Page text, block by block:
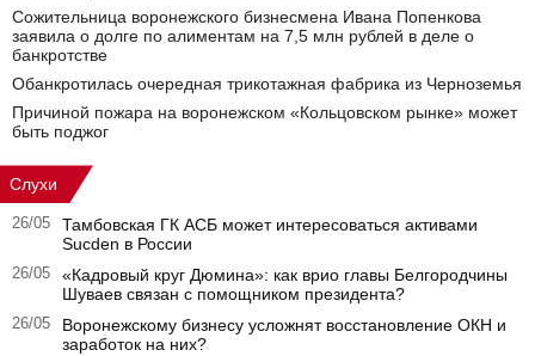
Сожительница воронежского бизнесмена Ивана Попенкова
заявила о долге по алиментам на 7,5 млн рублей в деле о
банкротстве
Обанкротилась очередная трикотажная фабрика из Черноземья
Причиной пожара на воронежском «Кольцовском рынке» может
быть поджог
Слухи
26/05
Тамбовская ГК АСБ может интересоваться активами
Sucden в России
26/05
«Кадровый круг Дюмина»: как врио главы Белгородчины
Шуваев связан с помощником президента?
26/05
Воронежскому бизнесу усложнят восстановление ОКН и
заработок на них?